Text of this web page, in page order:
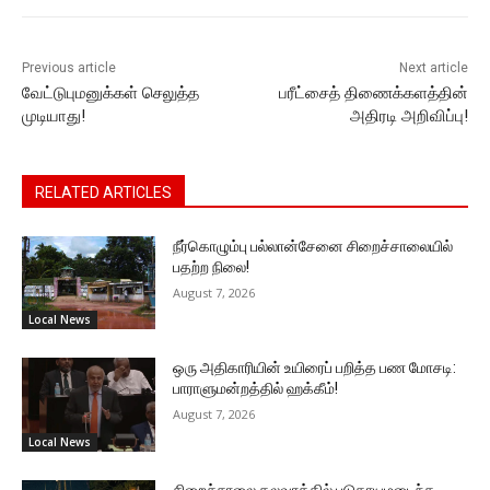
Previous article
வேட்டுபுமனுக்கள் செலுத்த
முடியாது!
Next article
பரீட்சைத் திணைக்களத்தின்
அதிரடி அறிவிப்பு!
RELATED ARTICLES
Local News
நீர்கொழும்பு பல்லான்சேனை சிறைச்சாலையில்
பதற்ற நிலை!
August 7, 2026
Local News
ஒரு அதிகாரியின் உயிரைப் பறித்த பண மோசடி:
பாராளுமன்றத்தில் ஹக்கீம்!
August 7, 2026